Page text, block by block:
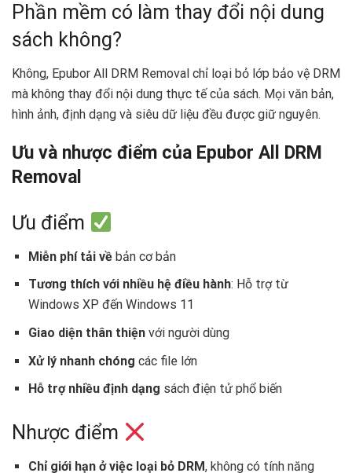
Phần mềm có làm thay đổi nội dung
sách không?
Không, Epubor All DRM Removal chỉ loại bỏ lớp bảo vệ DRM
mà không thay đổi nội dung thực tế của sách. Mọi văn bản,
hình ảnh, định dạng và siêu dữ liệu đều được giữ nguyên.
Ưu và nhược điểm của Epubor All DRM
Removal
Ưu điểm
Miễn phí tải vềbản cơ bản
Tương thích với nhiều hệ điều hành: Hỗ trợ từ
Windows XP đến Windows 11
Giao diện thân thiệnvới người dùng
Xử lý nhanh chóng các file lớn
Hỗ trợ nhiều định dạng sách điện tử phổ biến
Nhược điểm
Chỉ giới hạn ở việc loại bỏ DRM, không có tính năng